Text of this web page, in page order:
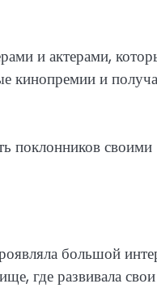
и актерами,
кинопремии и
поклонников своими
большой
где развивала свои